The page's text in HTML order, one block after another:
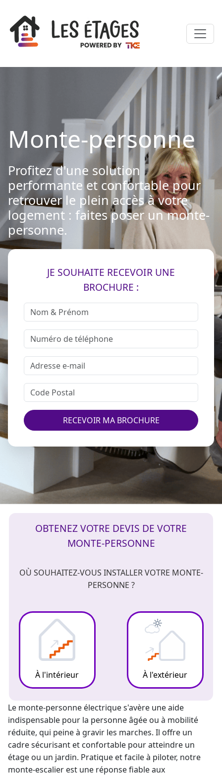
Monte-personne
Profitez d'une solution
performante et confortable pour
retrouver le plein accès à votre
logement : faites poser un monte-
personne.
JE SOUHAITE RECEVOIR UNE
BROCHURE :
RECEVOIR MA BROCHURE
OBTENEZ VOTRE DEVIS DE VOTRE
MONTE-PERSONNE
OÙ SOUHAITEZ-VOUS INSTALLER VOTRE MONTE-
PERSONNE ?
À l'intérieur À l'extérieur
Le monte-personne électriques'avère une aide
indispensable pour la personne âgée ou à mobilité
réduite, qui peine à gravir les marches. Il offre un
cadre sécurisant et confortable pour atteindre un
étage ou un jardin. Pratique et facile à piloter, notre
monte-escalier est une réponse fiable aux